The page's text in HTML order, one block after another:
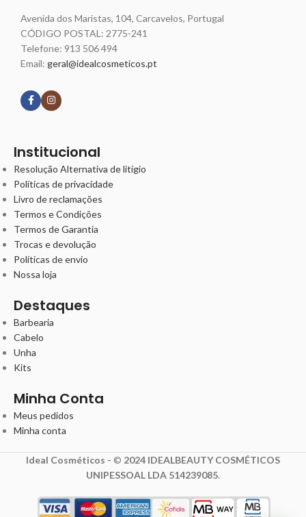
Avenida dos Maristas, 104, Carcavelos, Portugal
CÓDIGO POSTAL: 2775-241
Telefone: 913 506 494
Email: geral@idealcosmeticos.pt
Institucional
Resolução Alternativa de litígio
Políticas de privacidade
Livro de reclamações
Termos e Condições
Termos de Garantia
Trocas e devolução
Políticas de envio
Nossa loja
Destaques
Barbearia
Cabelo
Unha
Kits
Minha Conta
Meus pedidos
Minha conta
Ideal Cosméticos - © 2024 IDEALBEAUTY COSMÉTICOS
UNIPESSOAL LDA 514239085.